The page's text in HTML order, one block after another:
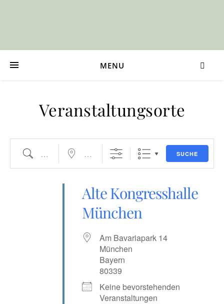
MENU
Veranstaltungsorte
Suche Nahe ... SUCHE
Alte Kongresshalle
München
Am Bavariapark 14
München
Bayern
80339
Keine bevorstehenden
Veranstaltungen